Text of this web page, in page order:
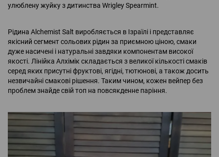
улюблену жуйку з дитинства Wrigley Spearmint.
Рідина Alchemist Salt виробляється в Ізраїлі і представляє
якісний сегмент сольових рідин за приємною ціною, смаки
дуже насичені і натуральні завдяки компонентам високої
якості. Лінійка Алхімік складається з великої кількості смаків
серед яких присутні фруктові, ягідні, тютюнові, а також досить
незвичайні смакові рішення. Таким чином, кожен вейпер без
проблем знайде свій топ на повсякденне паріння.